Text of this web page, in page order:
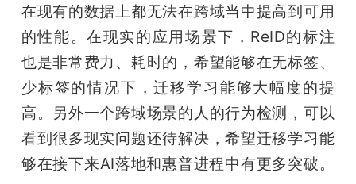
在现有的数据上都无法在跨域当中提高到可用
的性能。在现实的应用场景下，ReID的标注
也是非常费力、耗时的，希望能够在无标签、
少标签的情况下，迁移学习能够大幅度的提
高。另外一个跨域场景的人的行为检测，可以
看到很多现实问题还待解决，希望迁移学习能
够在接下来AI落地和惠普进程中有更多突破。